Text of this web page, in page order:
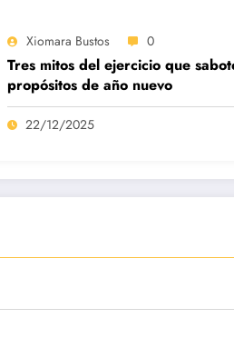
Xiomara Bustos 0
Tres mitos del ejercicio que
propósitos de año nuevo
22/12/2025